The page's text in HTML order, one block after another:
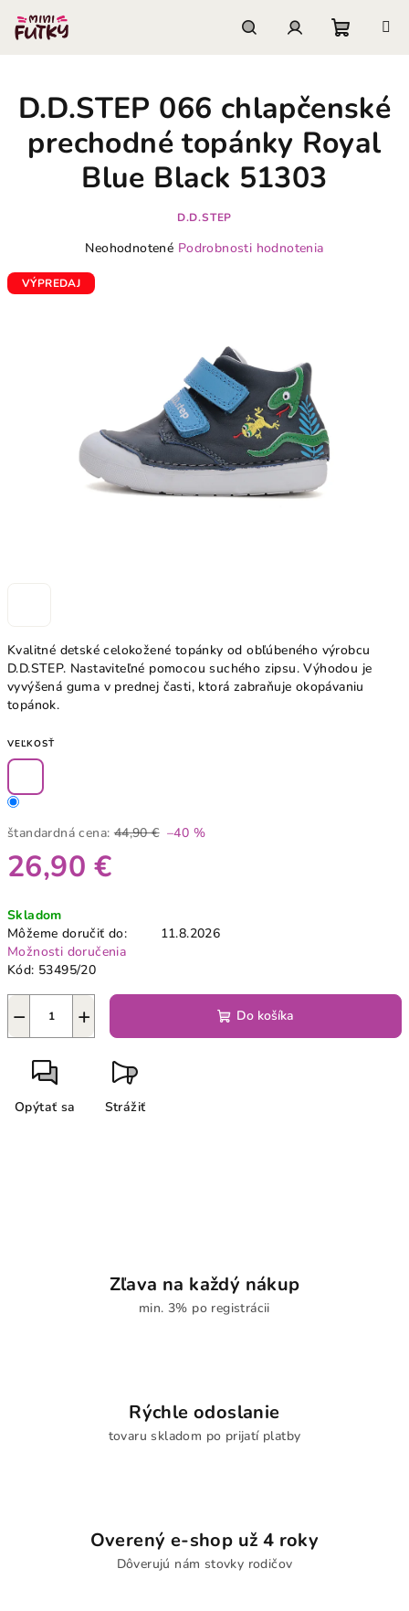
obsah
košík
Kvalitné detské celokožené topánky od obľúbeného výrobcu
D.D.STEP. Nastaviteľné pomocou suchého zipsu. Výhodou je
vyvýšená guma v prednej časti, ktorá zabraňuje okopávaniu
topánok.
VEĽKOSŤ
štandardná cena: 44,90 € –40 %
26,90 €
cena:
Skladom
Môžeme doručiť do:
11.8.2026
Možnosti doručenia
Kód: 53495/20
+
− Do košíka
Opýtať sa Strážiť
D.D.STEP 066 chlapčenské
prechodné topánky Royal
Blue Black 51303
D.D.STEP
Priemerné
produktu
Neohodnotené Podrobnosti hodnotenia
VÝPREDAJ
Zľava na každý nákup
min. 3% po registrácii
Rýchle odoslanie
tovaru skladom po prijatí platby
Overený e-shop už 4 roky
Dôverujú nám stovky rodičov